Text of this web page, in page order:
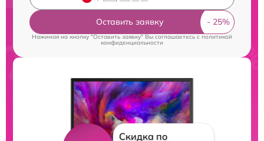
Оставить заявку
Нажимая на кнопку "Оставить заявку" Вы соглашаетесь c политикой
конфиденциальности
Скидка по